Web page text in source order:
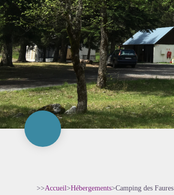
>>Accueil>Hébergements>Camping des Faures